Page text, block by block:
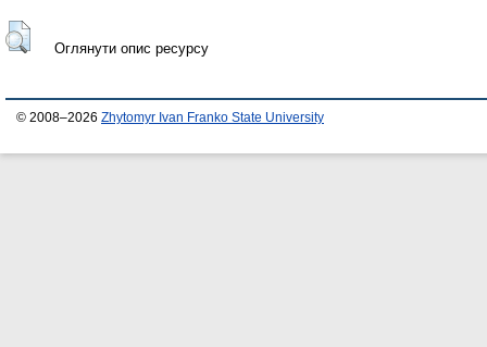
Оглянути опис ресурсу
© 2008–2026 Zhytomyr Ivan Franko State University